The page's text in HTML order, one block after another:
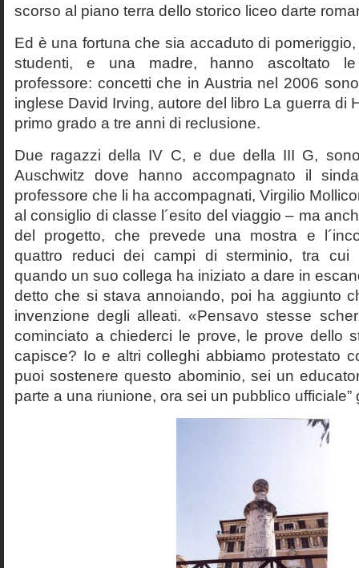
scorso al piano terra dello storico liceo darte
Ed è una fortuna che sia accaduto di
studenti, e una madre, hanno ascoltato le
professore: concetti che in Austria nel 2006
inglese David Irving, autore del libro La guerra di
primo grado a tre anni di reclusione.
Due ragazzi della IV C, e due della III G,
Auschwitz dove hanno accompagnato il
professore che li ha accompagnati, Virgilio
al consiglio di classe l´esito del viaggio – ma
del progetto, che prevede una mostra e
quattro reduci dei campi di sterminio, tra cui
quando un suo collega ha iniziato a dare in
detto che si stava annoiando, poi ha aggiunto
invenzione degli alleati. «Pensavo stesse
cominciato a chiederci le prove, le prove dello
capisce? Io e altri colleghi abbiamo protestato
puoi sostenere questo abominio, sei un
parte a una riunione, ora sei un pubblico ufficiale”